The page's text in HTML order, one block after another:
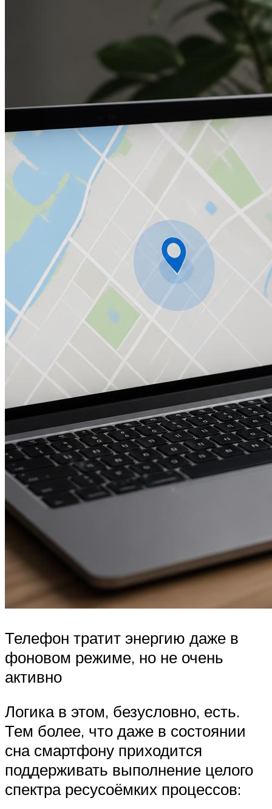
Телефон тратит энергию даже в
фоновом режиме, но не очень
активно
Логика в этом, безусловно, есть.
Тем более, что даже в состоянии
сна смартфону приходится
поддерживать выполнение целого
спектра ресусоёмких процессов: